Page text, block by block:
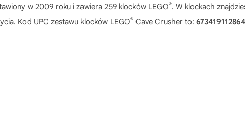
w 2009 roku i zawiera 259 klocków LEGO®. W klockach
Kod UPC zestawu klocków LEGO® Cave Crusher to: 673419112864